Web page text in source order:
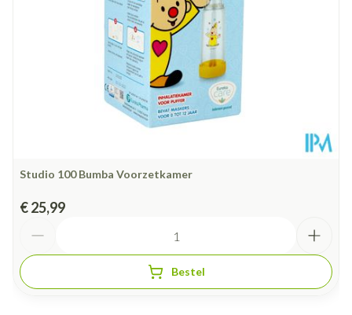
Studio 100 Bumba Voorzetkamer
€ 25,99
Bestel